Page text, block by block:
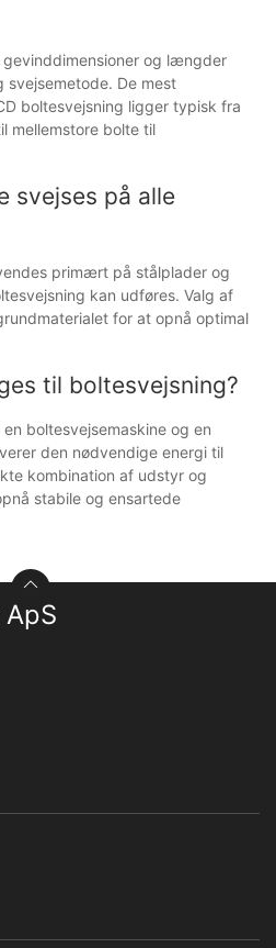
og længder
De mest
boltesvejsning ligger typisk fra
mellemstore bolte til
svejses på alle
primært på stålplader og
kan udføres. Valg af
for at opnå optimal
til boltesvejsning?
boltesvejsemaskine og en
den nødvendige energi til
kombination af udstyr og
stabile og ensartede